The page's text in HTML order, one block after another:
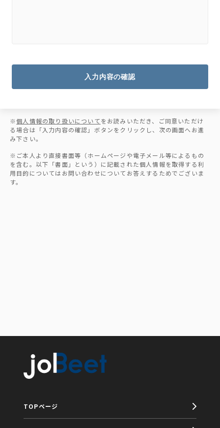
入力内容の確認
※個人情報の取り扱いについてをお読みいただき、ご同意いただけ
る場合は「入力内容の確認」ボタンをクリックし、次の画面へお進
み下さい。
※ご本人より直接書面等（ホームページや電子メール等によるもの
を含む。以下「書面」という）に記載された個人情報を取得する利
用目的についてはお問い合わせについてお答えするためでございま
す。
TOPページ